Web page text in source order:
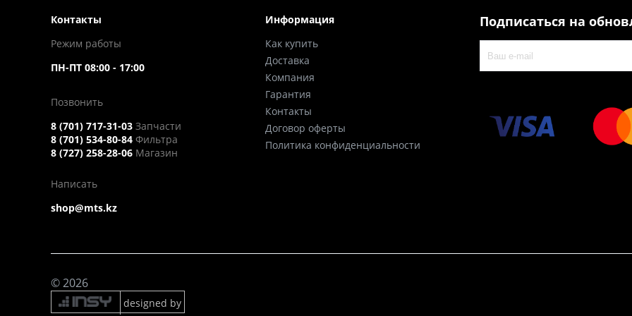
Контакты
Режим работы
ПН-ПТ 08:00 - 17:00
Позвонить
8 (701) 717-31-03 Запчасти
8 (701) 534-80-84 Фильтра
8 (727) 258-28-06 Магазин
Написать
shop@mts.kz
Информация
Как купить
Доставка
Компания
Гарантия
Контакты
Договор оферты
Политика конфиденциальности
Подписаться на
© 2026
designed by